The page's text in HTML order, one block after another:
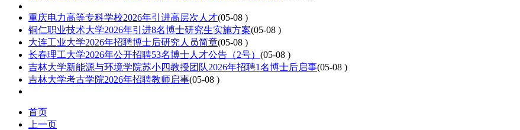
重庆电力高等专科学校2026年引进高层次人才(05-08 )
铜仁职业技术大学2026年引进8名博士研究生实施方案(05-08 )
大连工业大学2026年招聘博士后研究人员简章(05-08 )
长春理工大学2026年公开招聘53名博士人才公告（2号） (05-08 )
吉林大学新能源与环境学院苏小四教授团队2026年招聘1名博士后启事(05-08 )
吉林大学考古学院2026年招聘教师启事(05-08 )
首页
上一页